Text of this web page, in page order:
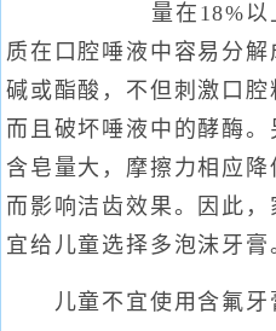
量在18%以
质在口腔唾液中容易分解
碱或酯酸，不但刺激口腔
而且破坏唾液中的酵酶。
含皂量大，摩擦力相应降
而影响洁齿效果。因此，
宜给儿童选择多泡沫牙膏
儿童不宜使用含氟牙